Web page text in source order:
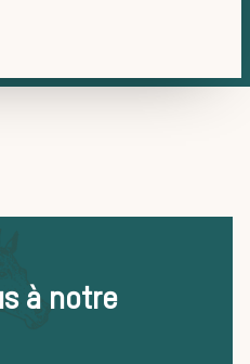
à notre